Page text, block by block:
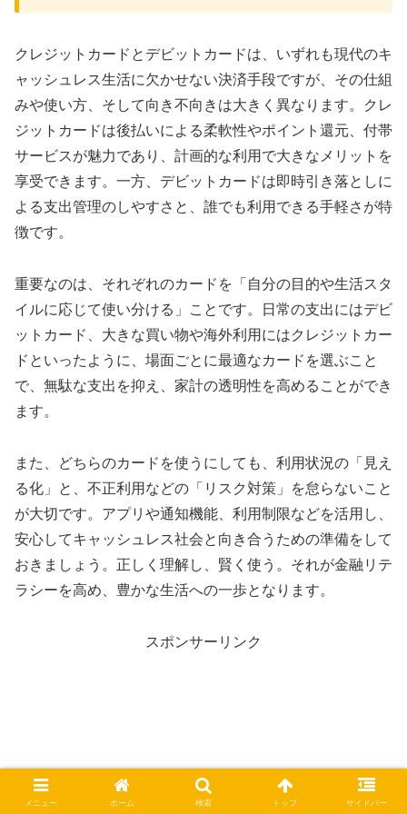
クレジットカードとデビットカードは、いずれも現代のキ
ャッシュレス生活に欠かせない決済手段ですが、その仕組
みや使い方、そして向き不向きは大きく異なります。クレ
ジットカードは後払いによる柔軟性やポイント還元、付帯
サービスが魅力であり、計画的な利用で大きなメリットを
享受できます。一方、デビットカードは即時引き落としに
よる支出管理のしやすさと、誰でも利用できる手軽さが特
徴です。
重要なのは、それぞれのカードを「自分の目的や生活スタ
イルに応じて使い分ける」ことです。日常の支出にはデビ
ットカード、大きな買い物や海外利用にはクレジットカー
ドといったように、場面ごとに最適なカードを選ぶこと
で、無駄な支出を抑え、家計の透明性を高めることができ
ます。
また、どちらのカードを使うにしても、利用状況の「見え
る化」と、不正利用などの「リスク対策」を怠らないこと
が大切です。アプリや通知機能、利用制限などを活用し、
安心してキャッシュレス社会と向き合うための準備をして
おきましょう。正しく理解し、賢く使う。それが金融リテ
ラシーを高め、豊かな生活への一歩となります。
スポンサーリンク
メニュー ホーム 検索 トップ サイドバー